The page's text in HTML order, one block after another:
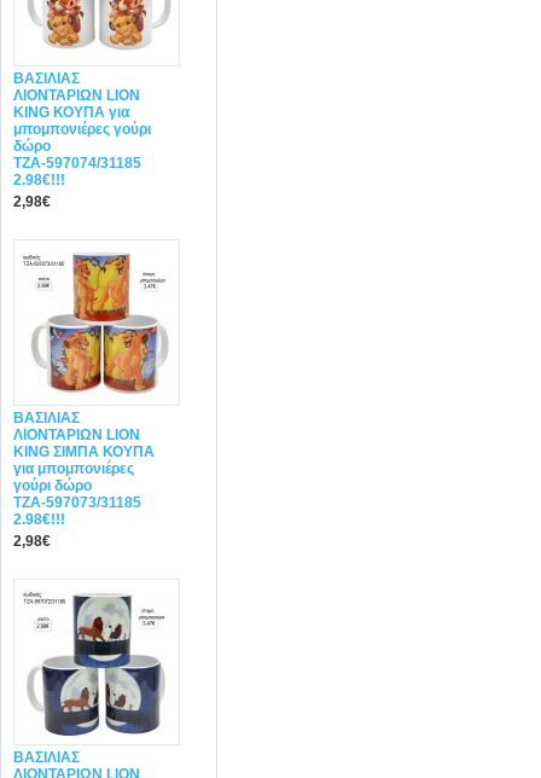
ΒΑΣΙΛΙΑΣ
ΛΙΟΝΤΑΡΙΩΝ LION
KING ΚΟΥΠΑ για
μπομπονιέρες γούρι
δώρο
ΤΖΑ-597074/31185
2.98€!!!
2,98€
ΒΑΣΙΛΙΑΣ
ΛΙΟΝΤΑΡΙΩΝ LION
KING ΣΙΜΠΑ ΚΟΥΠΑ
για μπομπονιέρες
γούρι δώρο
ΤΖΑ-597073/31185
2.98€!!!
2,98€
ΒΑΣΙΛΙΑΣ
ΛΙΟΝΤΑΡΙΩΝ LION